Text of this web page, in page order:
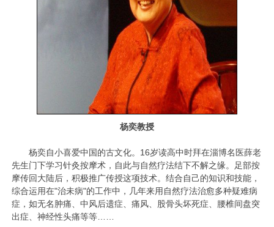
杨奕教授
杨奕自小喜爱中国的古文化。16岁读高中时拜在淄博名医薛老
先生门下学习针灸按摩术，自此与自然疗法结下不解之缘。足部按
摩传回大陆后，积极推广传授这项技术。结合自己的知识和技能，
综合运用在"治未病"的工作中，几年来用自然疗法治愈多种疑难病
症，如无名肿痛、中风后遗症、痛风、股骨头坏死症、腰椎间盘突
出症、神经性头痛等等……